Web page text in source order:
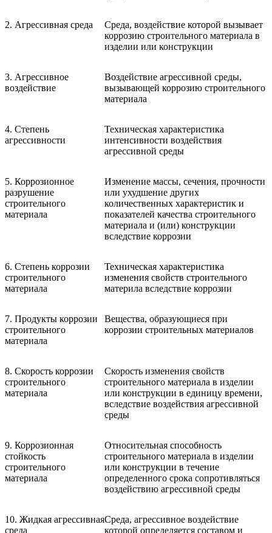
2. Агрессивная среда
Среда, воздействие которой вызывает
коррозию строительного материала в
изделии или конструкции
3. Агрессивное
воздействие
Воздействие агрессивной среды,
вызывающей коррозию строительного
материала
4. Степень
агрессивности
Техническая характеристика
интенсивности воздействия
агрессивной среды
5. Коррозионное
разрушение
строительного
материала
Изменение массы, сечения, прочности
или ухудшение других
количественных характеристик и
показателей качества строительного
материала и (или) конструкции
вследствие коррозии
6. Степень коррозии
строительного
материала
Техническая характеристика
изменения свойств строительного
материла вследствие коррозии
7. Продукты коррозии
строительного
материала
Вещества, образующиеся при
коррозии строительных материалов
8. Скорость коррозии
строительного
материала
Скорость изменения свойств
строительного материала в изделии
или конструкции в единицу времени,
вследствие воздействия агрессивной
среды
9. Коррозионная
стойкость
строительного
материала
Относительная способность
строительного материала в изделии
или конструкции в течение
определенного срока сопротивляться
воздействию агрессивной среды
10. Жидкая агрессивная
среда
Среда, агрессивное воздействие
которой определяется составом и